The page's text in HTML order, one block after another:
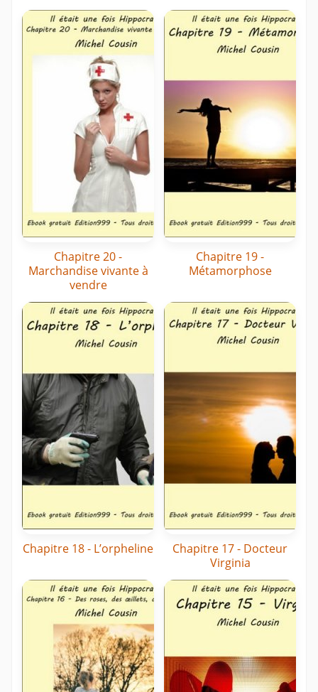
Chapitre 20 -
Marchandise vivante à
vendre
Chapitre 19 -
Métamorphose
Chapitre 18 - L’orpheline
Chapitre 17 - Docteur
Virginia